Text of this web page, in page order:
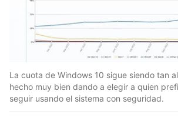
La cuota de Windows 10 sigue siendo tan
hecho muy bien dando a elegir a quien
seguir usando el sistema con seguridad.